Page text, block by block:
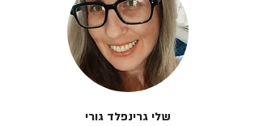
שלי גרינפלד גורי